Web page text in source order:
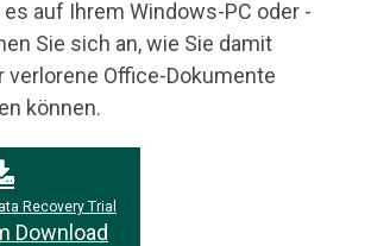
auf Ihrem Windows-PC oder -
Sie sich an, wie Sie damit
verlorene Office-Dokumente
können.
Recovery Trial
Download